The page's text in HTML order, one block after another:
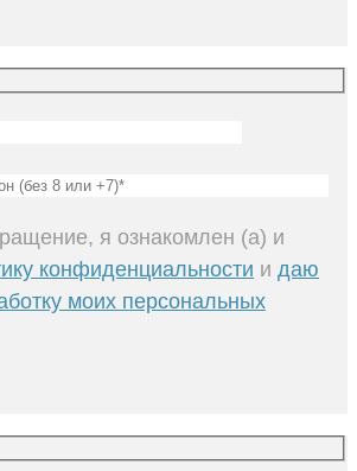
я ознакомлен (а) и
конфиденциальности и даю
моих персональных